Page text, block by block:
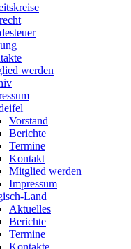
werden
Vorstand
Berichte
Termine
Kontakt
Mitglied werden
Impressum
Land
Aktuelles
Berichte
Termine
Kontakte